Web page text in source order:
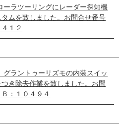
ムを致しました。お問合せ番号
１２
き除去作業を致しました。お問
：１０４９４